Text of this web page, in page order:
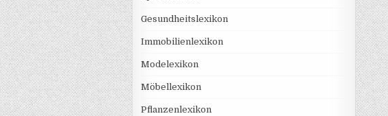
Gesundheitslexikon
Immobilienlexikon
Modelexikon
Möbellexikon
Pflanzenlexikon